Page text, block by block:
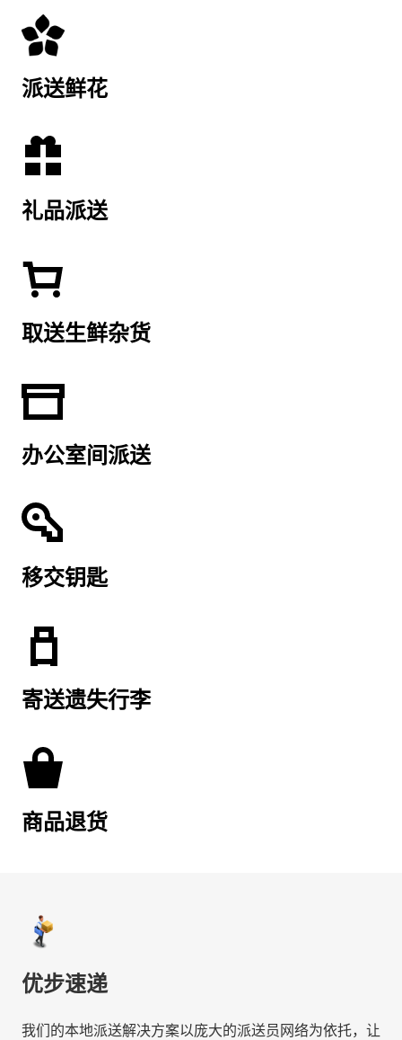
派送鲜花
礼品派送
取送生鲜杂货
办公室间派送
移交钥匙
寄送遗失行李
商品退货
优步速递
我们的本地派送解决方案以庞大的派送员网络为依托，让